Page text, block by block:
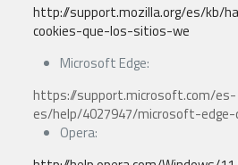
http://support.mozilla.org/es/kb/
cookies-que-los-sitios-we
Microsoft Edge:
https://support.microsoft.com/es-
es/help/4027947/microsoft-
Opera: